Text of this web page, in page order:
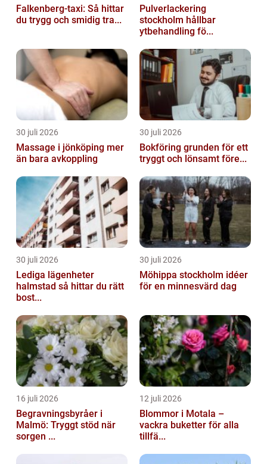
Falkenberg-taxi: Så hittar
du trygg och smidig tra...
Pulverlackering
stockholm hållbar
ytbehandling fö...
30 juli 2026
Massage i jönköping mer
än bara avkoppling
30 juli 2026
Bokföring grunden för ett
tryggt och lönsamt före...
30 juli 2026
Lediga lägenheter
halmstad så hittar du rätt
bost...
30 juli 2026
Möhippa stockholm idéer
för en minnesvärd dag
16 juli 2026
Begravningsbyråer i
Malmö: Tryggt stöd när
sorgen ...
12 juli 2026
Blommor i Motala –
vackra buketter för alla
tillfä...